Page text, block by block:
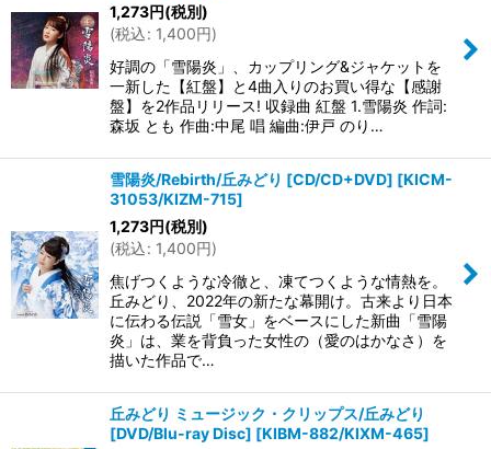
1,273円(税別)
(税込: 1,400円)
好調の「雪陽炎」、カップリング&ジャケットを
一新した【紅盤】と4曲入りのお買い得な【感謝
盤】を2作品リリース! 収録曲 紅盤 1.雪陽炎 作詞:
森坂 とも 作曲:中尾 唱 編曲:伊戸 のり…
雪陽炎/Rebirth/丘みどり [CD/CD+DVD] [KICM-
31053/KIZM-715]
1,273円(税別)
(税込: 1,400円)
焦げつくような冷徹と、凍てつくような情熱を。
丘みどり、2022年の新たな幕開け。古来より日本
に伝わる伝説「雪女」をベースにした新曲「雪陽
炎」は、業を背負った女性の（愛のはかなさ）を
描いた作品で…
丘みどり ミュージック・クリップス/丘みどり
[DVD/Blu-ray Disc] [KIBM-882/KIXM-465]